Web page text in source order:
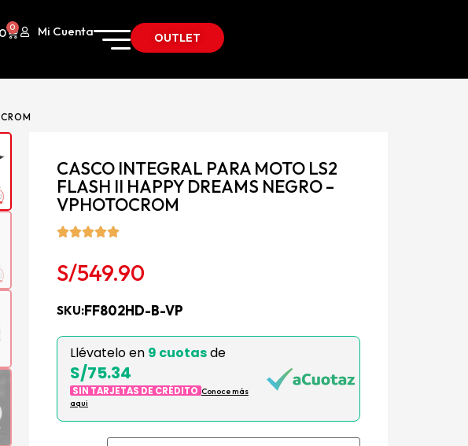
0 Mi Cuenta OUTLET
CASCO INTEGRAL PARA MOTO LS2
FLASH II HAPPY DREAMS NEGRO –
VPHOTOCROM
S/549.90
SKU:FF802HD-B-VP
Llévatelo en 9 cuotasde
S/75.34
SIN TARJETAS DE CRÉDITO Conoce más
aqui